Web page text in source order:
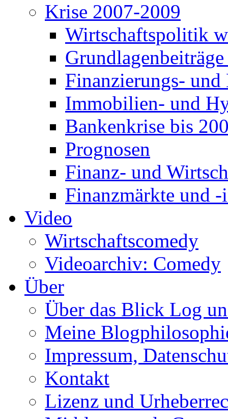
Krise 2007-2009
Wirtschaftspolitik
Finanzierungs-
Immobilien- und
Bankenkrise bis
Prognosen
Finanz- und
Finanzmärkte und
Video
Wirtschaftscomedy
Videoarchiv: Comedy
Über
Über das Blick Log
Meine
Impressum,
Kontakt
Lizenz und